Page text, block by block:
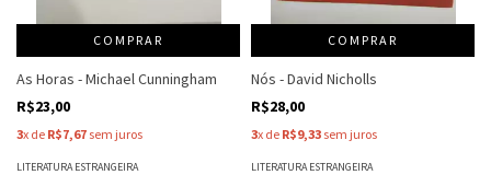
COMPRAR
As Horas - Michael Cunningham
R$23,00
3x de R$7,67 sem juros
LITERATURA ESTRANGEIRA
COMPRAR
Nós - David Nicholls
R$28,00
3x de R$9,33 sem juros
LITERATURA ESTRANGEIRA